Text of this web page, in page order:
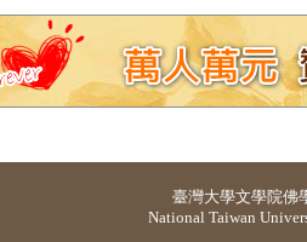
臺灣大學文學院佛
National Taiwan